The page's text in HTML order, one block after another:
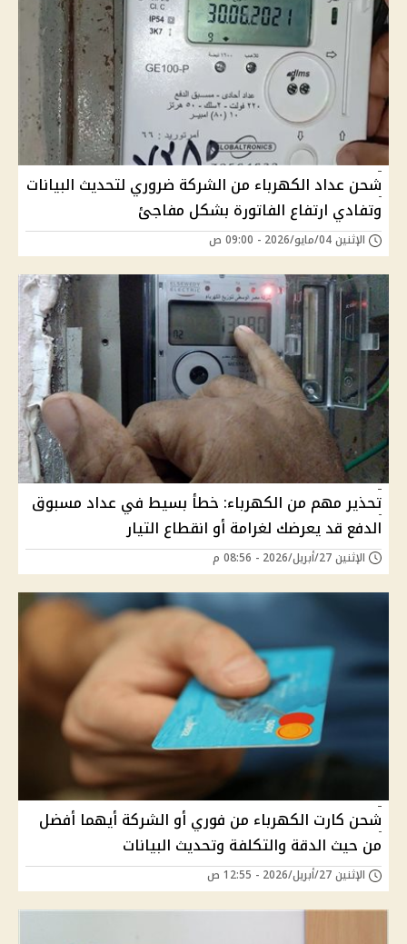
شحن عداد الكهرباء من الشركة ضروري لتحديث البيانات
وتفادي ارتفاع الفاتورة بشكل مفاجئ
الإثنين 04/مايو/2026 - 09:00 ص
تحذير مهم من الكهرباء: خطأ بسيط في عداد مسبوق
الدفع قد يعرضك لغرامة أو انقطاع التيار
الإثنين 27/أبريل/2026 - 08:56 م
شحن كارت الكهرباء من فوري أو الشركة أيهما أفضل
من حيث الدقة والتكلفة وتحديث البيانات
الإثنين 27/أبريل/2026 - 12:55 ص